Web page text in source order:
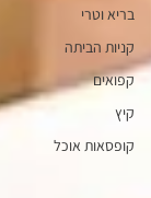
בריא וטרי
קניות הביתה
קפואים
קיץ
קופסאות אוכל